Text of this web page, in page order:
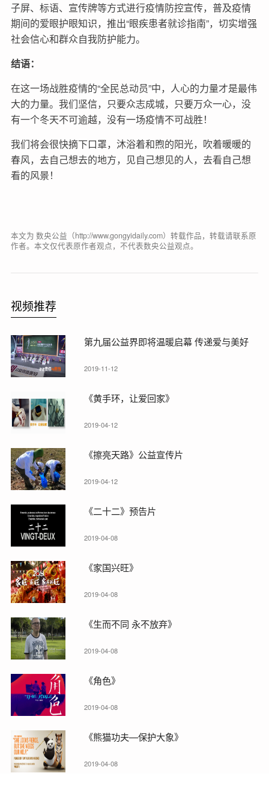
子屏、标语、宣传牌等方式进行疫情防控宣传，普及疫情
期间的爱眼护眼知识，推出“眼疾患者就诊指南”，切实增强
社会信心和群众自我防护能力。
结语：
在这一场战胜疫情的“全民总动员”中，人心的力量才是最伟
大的力量。我们坚信，只要众志成城，只要万众一心，没
有一个冬天不可逾越，没有一场疫情不可战胜！
我们将会很快摘下口罩，沐浴着和煦的阳光，吹着暖暖的
春风，去自己想去的地方，见自己想见的人，去看自己想
看的风景！
本文为 数央公益（http://www.gongyidaily.com）转载作品，转载请联系原
作者。本文仅代表原作者观点，不代表数央公益观点。
视频推荐
第九届公益界即将温暖启幕 传递爱与美好
2019-11-12
《黄手环，让爱回家》
2019-04-12
《擦亮天路》公益宣传片
2019-04-12
《二十二》预告片
2019-04-08
《家国兴旺》
2019-04-08
《生而不同 永不放弃》
2019-04-08
《角色》
2019-04-08
《熊猫功夫—保护大象》
2019-04-08